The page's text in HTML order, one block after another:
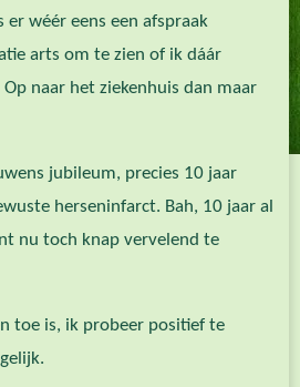
er wéér eens een afspraak
arts om te zien of ik dáár
naar het ziekenhuis dan maar
jubileum, precies 10 jaar
herseninfarct. Bah, 10 jaar al
nu toch knap vervelend te
toe is, ik probeer positief te